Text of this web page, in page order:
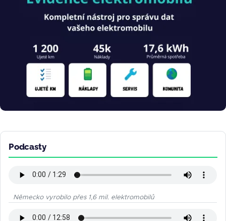
Podcasty
Německo vyrobilo přes 1,6 mil. elektromobilů